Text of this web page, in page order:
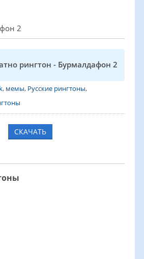
2
рингтон - Бурмалдафон 2
, мемы, Русские рингтоны,
СКАЧАТЬ